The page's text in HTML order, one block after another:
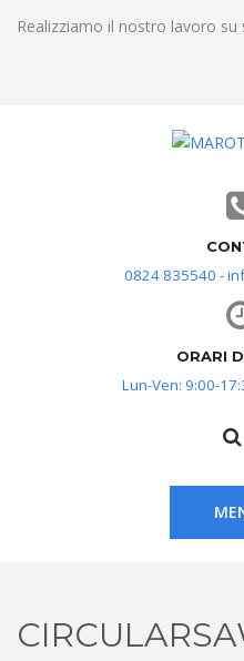
Realizziamo il nostro lavoro
0824 835540 -
ORARI
Lun-Ven: 9:00-